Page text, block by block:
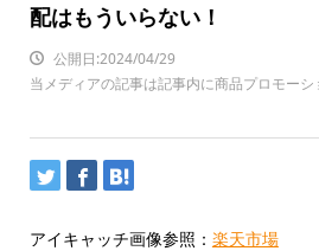
配はもういらない！
公開日:2024/04/29
当メディアの記事は記事内に商品プロモーシ
アイキャッチ画像参照： 楽天市場